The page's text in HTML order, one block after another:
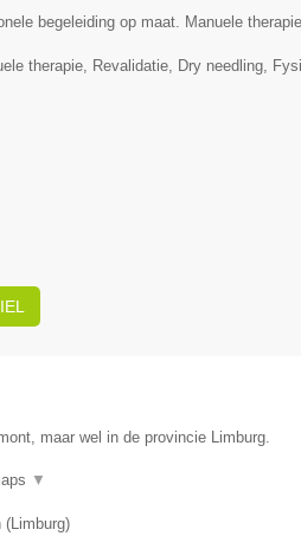
begeleiding op maat. Manuele therapie
therapie, Revalidatie, Dry needling,
maar wel in de provincie Limburg.
▼
(Limburg)